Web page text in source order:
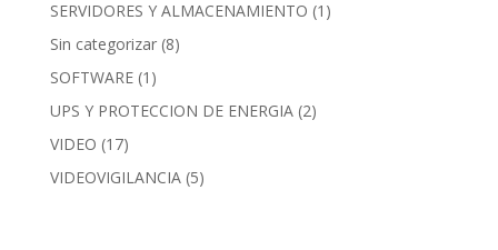
SERVIDORES Y ALMACENAMIENTO (1)
Sin categorizar (8)
SOFTWARE (1)
UPS Y PROTECCION DE ENERGIA (2)
VIDEO (17)
VIDEOVIGILANCIA (5)